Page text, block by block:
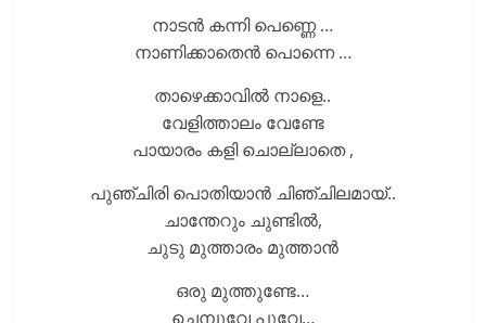
നാടൻ കന്നി പെണ്ണെ …
നാണിക്കാതെൻ പൊന്നെ …
താഴെക്കാവിൽ നാളെ..
വേളിത്താലം വേണ്ടേ
പായാരം കളി ചൊല്ലാതെ ,
പുഞ്ചിരി പൊതിയാൻ ചിഞ്ചിലമായ്..
ചാന്തേറും ചുണ്ടിൽ,
ചുടു മുത്താരം മുത്താൻ
ഒരു മുത്തുണ്ടേ…
ചെമ്പൂവേ പൂവേ…